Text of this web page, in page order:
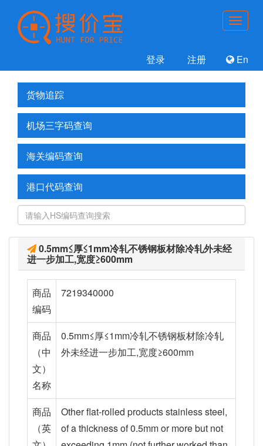
登录 注册 En
货物追踪
机场三字码查询
海关编码查询
港口代码查询
0.5mm≤厚≤1mm冷轧不锈钢板材除冷轧外未经
进一步加工,宽度≥600mm
商品
编码
7219340000
商品
（中
文）
名称
0.5mm≤厚≤1mm冷轧不锈钢板材除冷轧
外未经进一步加工,宽度≥600mm
商品
（英
Other flat-rolled products stainless steel,
of a thickness of 0.5mm or more but not